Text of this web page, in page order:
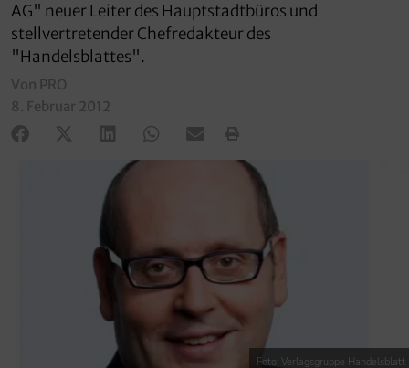
AG" neuer Leiter des Hauptstadtbüros und
stellvertretender Chefredakteur des
"Handelsblattes".
Von PRO
8. Februar 2012
Foto: Verlagsgruppe Handelsblatt